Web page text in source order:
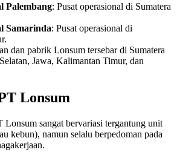
Palembang: Pusat operasional di Sumatera
Samarinda: Pusat operasional di
dan pabrik Lonsum tersebar di Sumatera
Jawa, Kalimantan Timur, dan
Lonsum
Lonsum sangat bervariasi tergantung unit
kebun), namun selalu berpedoman pada